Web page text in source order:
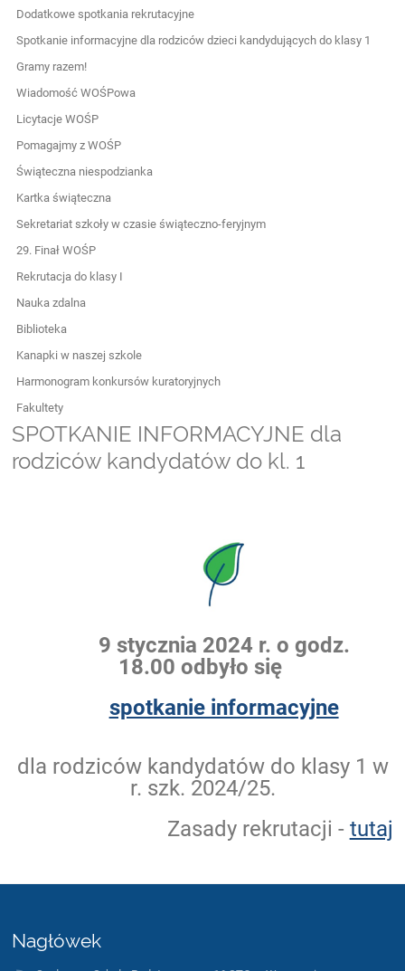
Dodatkowe spotkania rekrutacyjne
Spotkanie informacyjne dla rodziców dzieci kandydujących do klasy 1
Gramy razem!
Wiadomość WOŚPowa
Licytacje WOŚP
Pomagajmy z WOŚP
Świąteczna niespodzianka
Kartka świąteczna
Sekretariat szkoły w czasie świąteczno-feryjnym
29. Finał WOŚP
Rekrutacja do klasy I
Nauka zdalna
Biblioteka
Kanapki w naszej szkole
Harmonogram konkursów kuratoryjnych
Fakultety
SPOTKANIE INFORMACYJNE dla
rodziców kandydatów do kl. 1
9 stycznia 2024 r. o godz.
18.00 odbyło się
spotkanie informacyjne
dla rodziców kandydatów do klasy 1 w
r. szk. 2024/25.
Zasady rekrutacji - tutaj
Nagłówek